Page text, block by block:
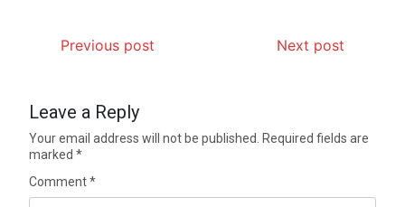
Previous post Next post
Leave a Reply
Your email address will not be published.
Required fields are
marked*
Comment*